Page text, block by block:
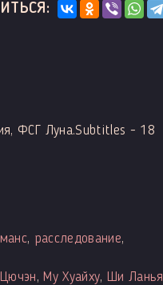
ФСГ Луна.Subtitles - 18
, расследование,
, Му Хуайху, Ши Ланья